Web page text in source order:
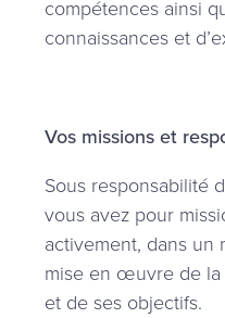
compétences ainsi
connaissances et
Vos missions et
Sous responsabilité
vous avez pour
activement, dans un
mise en œuvre de
et de ses objectifs.